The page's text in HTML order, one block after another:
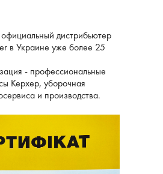
дистрибьютер
в Украине уже более 25
- профессиональные
Керхер, уборочная
и производства.